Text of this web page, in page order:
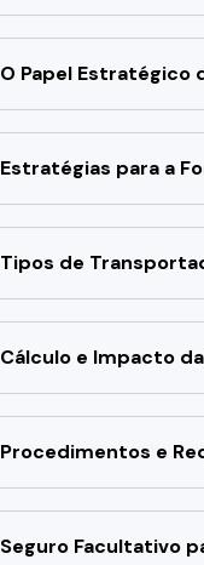
O Papel Estratégico
Estratégias para a
Tipos de
Cálculo e Impacto
Procedimentos e
Seguro Facultativo